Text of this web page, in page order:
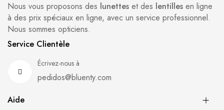
Nous vous proposons des lunettes et des lentilles en ligne
à des prix spéciaux en ligne, avec un service professionnel.
Nous sommes opticiens.
Service Clientèle
Écrivez-nous à
pedidos@bluenty.com
Aide